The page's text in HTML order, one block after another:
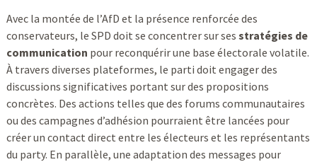
Avec la montée de l’AfD et la présence renforcée des
conservateurs, le SPD doit se concentrer sur ses stratégies de
communication pour reconquérir une base électorale volatile.
À travers diverses plateformes, le parti doit engager des
discussions significatives portant sur des propositions
concrètes. Des actions telles que des forums communautaires
ou des campagnes d’adhésion pourraient être lancées pour
créer un contact direct entre les électeurs et les représentants
du party. En parallèle, une adaptation des messages pour